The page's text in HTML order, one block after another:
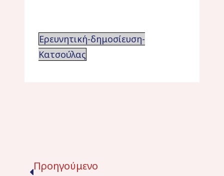
Ερευνητική-δημοσίευση-
Κατσούλας
Προηγούμενο